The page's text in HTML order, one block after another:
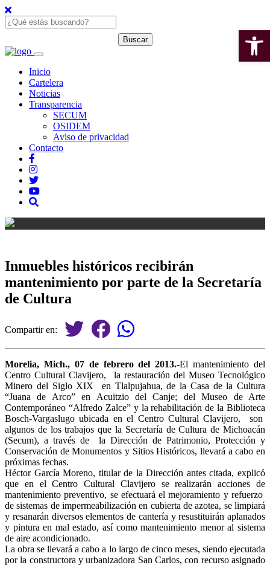
Inicio
Cartelera
Noticias
Transparencia
SECUM
OSIDEM
Aviso de privacidad
Contacto
Inmuebles históricos recibirán
mantenimiento por parte de la Secretaría
de Cultura
Compartir en:
Morelia, Mich., 07 de febrero del 2013.-El mantenimiento del
Centro Cultural Clavijero, la restauración del Museo Tecnológico
Minero del Siglo XIX en Tlalpujahua, de la Casa de la Cultura
“Juana de Arco” en Acuitzio del Canje; del Museo de Arte
Contemporáneo “Alfredo Zalce” y la rehabilitación de la Biblioteca
Bosch-Vargaslugo ubicada en el Centro Cultural Clavijero, son
algunos de los trabajos que la Secretaría de Cultura de Michoacán
(Secum), a través de la Dirección de Patrimonio, Protección y
Conservación de Monumentos y Sitios Históricos, llevará a cabo en
próximas fechas.
Héctor García Moreno, titular de la Dirección antes citada, explicó
que en el Centro Cultural Clavijero se realizarán acciones de
mantenimiento preventivo, se efectuará el mejoramiento y refuerzo
de sistemas de impermeabilización en cubierta de azotea, se limpiará
y resanarán diversos elementos de cantería y resustituirán aplanados
y pintura en mal estado, así como mantenimiento menor al sistema
de aire acondicionado.
La obra se llevará a cabo a lo largo de cinco meses, siendo ejecutada
por la constructora y urbanizadora San Carlos, con recurso asignado